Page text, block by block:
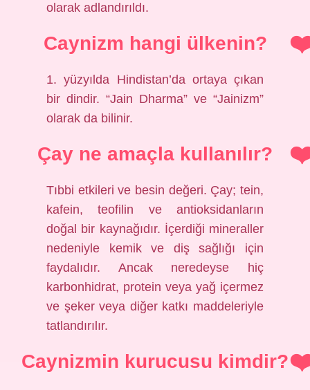
olarak adlandırıldı.
Caynizm hangi ülkenin?
1. yüzyılda Hindistan’da ortaya çıkan
bir dindir. “Jain Dharma” ve “Jainizm”
olarak da bilinir.
Çay ne amaçla kullanılır?
Tıbbi etkileri ve besin değeri. Çay; tein,
kafein, teofilin ve antioksidanların
doğal bir kaynağıdır. İçerdiği mineraller
nedeniyle kemik ve diş sağlığı için
faydalıdır. Ancak neredeyse hiç
karbonhidrat, protein veya yağ içermez
ve şeker veya diğer katkı maddeleriyle
tatlandırılır.
Caynizmin kurucusu kimdir?